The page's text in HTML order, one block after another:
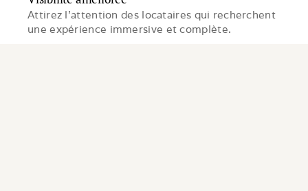
Attirez l’attention des locataires qui recherchent
une expérience immersive et complète.